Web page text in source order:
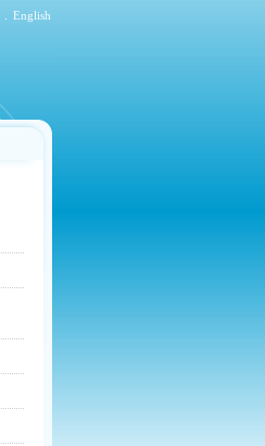
English